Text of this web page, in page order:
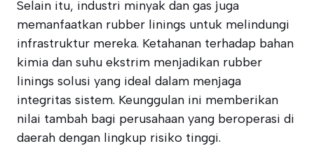
Selain itu, industri minyak dan gas juga
memanfaatkan rubber linings untuk melindungi
infrastruktur mereka. Ketahanan terhadap bahan
kimia dan suhu ekstrim menjadikan rubber
linings solusi yang ideal dalam menjaga
integritas sistem. Keunggulan ini memberikan
nilai tambah bagi perusahaan yang beroperasi di
daerah dengan lingkup risiko tinggi.